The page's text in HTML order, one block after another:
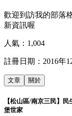
歡迎到訪我的部落
新資訊喔
人氣： 1,004
註冊日期： 2016年
文章 關於
【松山區/南京三民】
堡世家